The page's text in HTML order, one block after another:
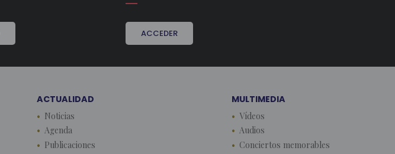
ACCEDER
ACTUALIDAD
Noticias
Agenda
Publicaciones
MULTIMEDIA
Vídeos
Audios
Conciertos memorables